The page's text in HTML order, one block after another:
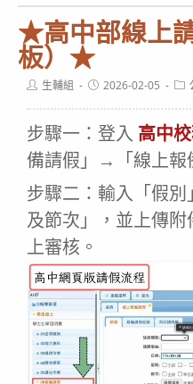
★高中部線上
板）★
Post生輔組
Post2026-02-05
步驟一：登入 高中
備請假」→「線上報
步驟二：輸入「假
及節次」，並上傳
上審核。